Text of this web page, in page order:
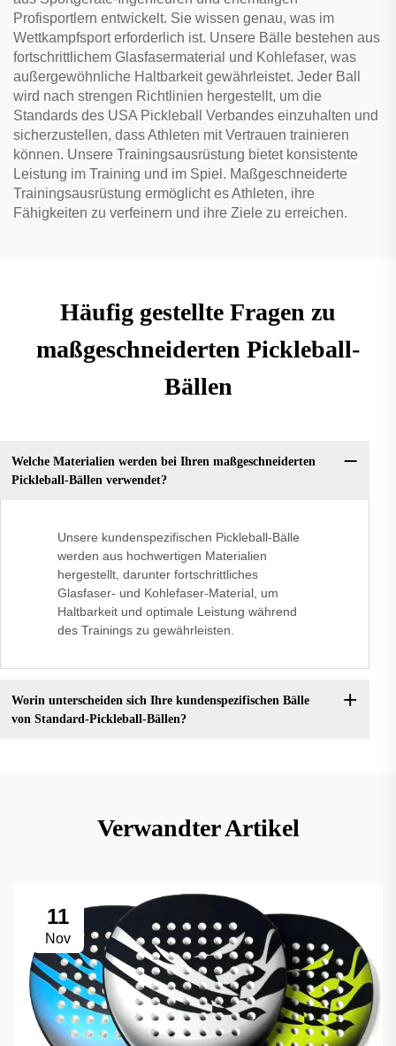
Profisportlern entwickelt. Sie wissen genau, was im
Wettkampfsport erforderlich ist. Unsere Bälle bestehen aus
fortschrittlichem Glasfasermaterial und Kohlefaser, was
außergewöhnliche Haltbarkeit gewährleistet. Jeder Ball
wird nach strengen Richtlinien hergestellt, um die
Standards des USA Pickleball Verbandes einzuhalten und
sicherzustellen, dass Athleten mit Vertrauen trainieren
können. Unsere Trainingsausrüstung bietet konsistente
Leistung im Training und im Spiel. Maßgeschneiderte
Trainingsausrüstung ermöglicht es Athleten, ihre
Fähigkeiten zu verfeinern und ihre Ziele zu erreichen.
Häufig gestellte Fragen zu
maßgeschneiderten Pickleball-
Bällen
Welche Materialien werden bei Ihren maßgeschneiderten
Pickleball-Bällen verwendet?
Unsere kundenspezifischen Pickleball-Bälle
werden aus hochwertigen Materialien
hergestellt, darunter fortschrittliches
Glasfaser- und Kohlefaser-Material, um
Haltbarkeit und optimale Leistung während
des Trainings zu gewährleisten.
Worin unterscheiden sich Ihre kundenspezifischen Bälle
von Standard-Pickleball-Bällen?
Verwandter Artikel
11
Nov